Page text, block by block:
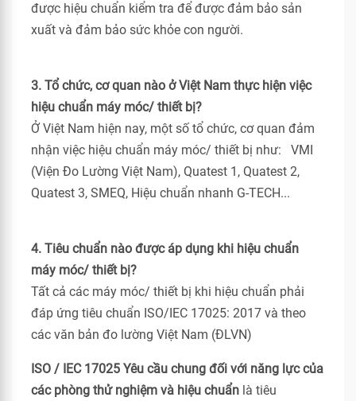
được hiệu chuẩn kiểm tra để được đảm bảo sản
xuất và đảm bảo sức khỏe con người.
3. Tổ chức, cơ quan nào ở Việt Nam thực hiện việc
hiệu chuẩn máy móc/ thiết bị?
Ở Việt Nam hiện nay, một số tổ chức, cơ quan đảm
nhận việc hiệu chuẩn máy móc/ thiết bị như: VMI
(Viện Đo Lường Việt Nam), Quatest 1, Quatest 2,
Quatest 3, SMEQ, Hiệu chuẩn nhanh G-TECH...
4. Tiêu chuẩn nào được áp dụng khi hiệu chuẩn
máy móc/ thiết bị?
Tất cả các máy móc/ thiết bị khi hiệu chuẩn phải
đáp ứng tiêu chuẩn ISO/IEC 17025: 2017 và theo
các văn bản đo lường Việt Nam (ĐLVN)
ISO / IEC 17025 Yêu cầu chung đối với năng lực của
các phòng thử nghiệm và hiệu chuẩn là tiêu